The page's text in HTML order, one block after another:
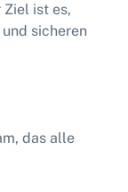
Ziel ist es,
sicheren
das alle